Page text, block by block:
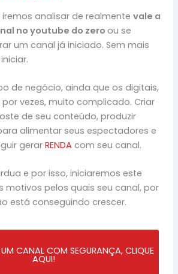
iremos analisar de realmentevale a
no youtube do zeroou se
um canal já iniciado. Sem mais
de negócio, ainda que os digitais,
por vezes, muito complicado. Criar
de seu conteúdo, produzir
alimentar seus espectadores e
gerarRENDA com seu canal.
e por isso, iniciaremos este
motivos pelos quais seu canal, por
está conseguindo crescer.
CANAL COM SEGURANÇA, CLIQUE
AQUI!